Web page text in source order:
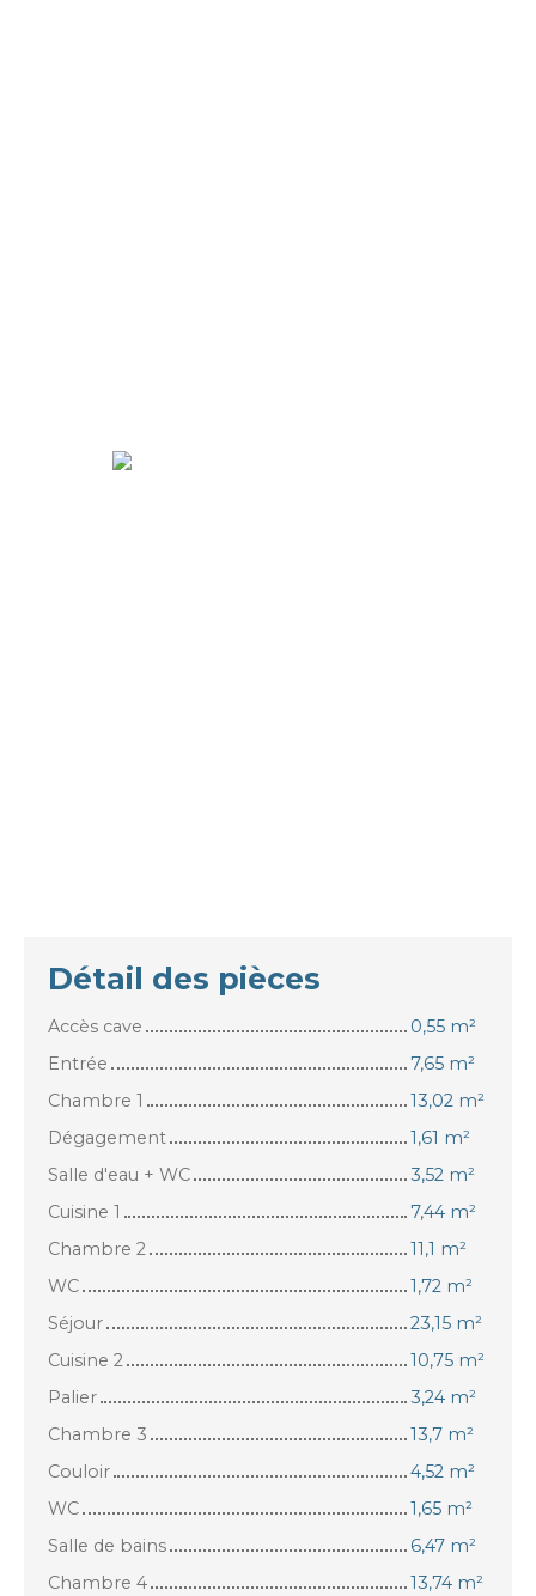
Détail des pièces
Accès cave
0,55 m²
Entrée
7,65 m²
Chambre 1
13,02 m²
Dégagement
1,61 m²
Salle d'eau + WC
3,52 m²
Cuisine 1
7,44 m²
Chambre 2
11,1 m²
WC
1,72 m²
Séjour
23,15 m²
Cuisine 2
10,75 m²
Palier
3,24 m²
Chambre 3
13,7 m²
Couloir
4,52 m²
WC
1,65 m²
Salle de bains
6,47 m²
Chambre 4
13,74 m²